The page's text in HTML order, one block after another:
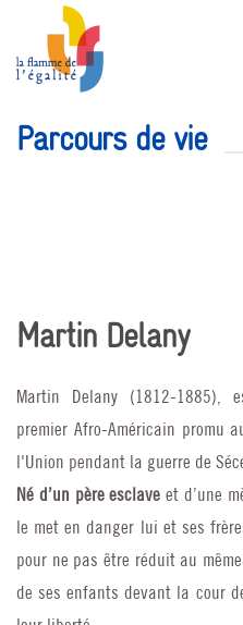
Accéder au contenu principal
Parcours de vie
Martin Delany
Martin Delany (1812-
premier Afro-Américain promu
l'Union pendant la guerre de
Né d’un père esclave et d’une
le met en danger lui et ses
pour ne pas être réduit au
de ses enfants devant la cour